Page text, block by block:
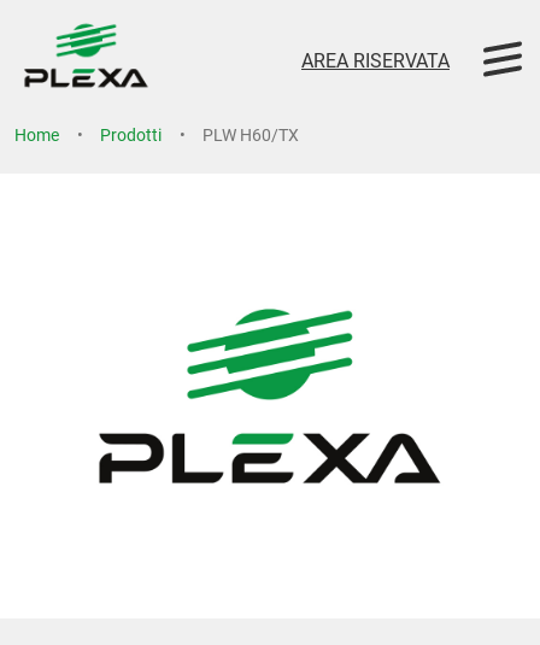
AREA RISERVATA
Home Prodotti PLW H60/TX